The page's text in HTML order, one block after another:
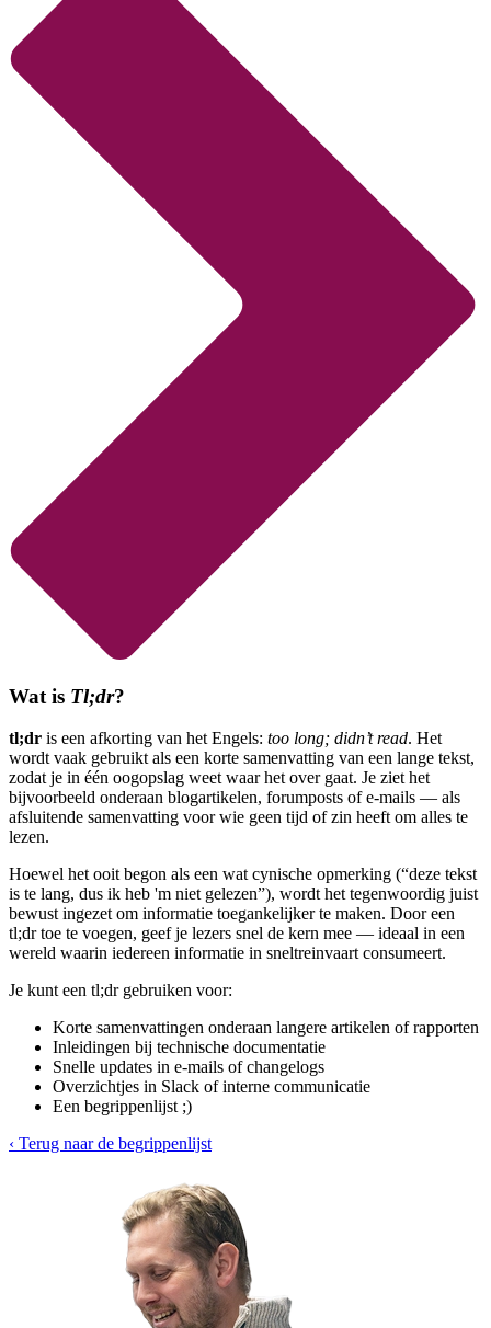
Wat is Tl;dr?
tl;dr is een afkorting van het Engels: too long; didn’t read. Het
wordt vaak gebruikt als een korte samenvatting van een lange tekst,
zodat je in één oogopslag weet waar het over gaat. Je ziet het
bijvoorbeeld onderaan blogartikelen, forumposts of e-mails — als
afsluitende samenvatting voor wie geen tijd of zin heeft om alles te
lezen.
Hoewel het ooit begon als een wat cynische opmerking (“deze tekst
is te lang, dus ik heb 'm niet gelezen”), wordt het tegenwoordig juist
bewust ingezet om informatie toegankelijker te maken. Door een
tl;dr toe te voegen, geef je lezers snel de kern mee — ideaal in een
wereld waarin iedereen informatie in sneltreinvaart consumeert.
Je kunt een tl;dr gebruiken voor:
Korte samenvattingen onderaan langere artikelen of rapporten
Inleidingen bij technische documentatie
Snelle updates in e-mails of changelogs
Overzichtjes in Slack of interne communicatie
Een begrippenlijst ;)
‹ Terug naar de begrippenlijst